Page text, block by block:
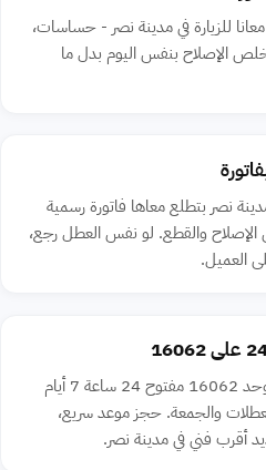
للزيارة في مدينة نصر - حساسات،
الإصلاح بنفس اليوم بدل ما
نصر بتطلع معاها فاتورة رسمية
6 شهور على الإصلاح والقطع. لو نفس العطل رجع،
العميل.
رقم خدمة عملاء توشيبا الموحد 16062 مفتوح 24 ساعة 7 أيام
والجمعة. حجز موعد سريع،
أقرب فني في مدينة نصر.